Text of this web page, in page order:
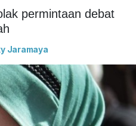
permintaan debat
Jaramaya